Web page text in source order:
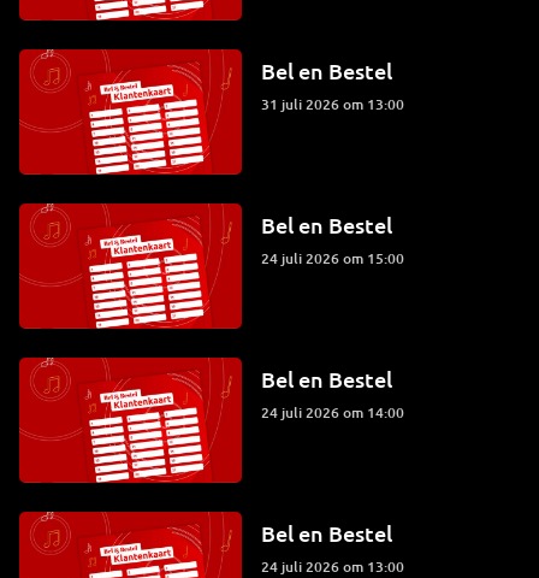
Bel en Bestel
31 juli 2026 om 13:00
Bel en Bestel
24 juli 2026 om 15:00
Bel en Bestel
24 juli 2026 om 14:00
Bel en Bestel
24 juli 2026 om 13:00